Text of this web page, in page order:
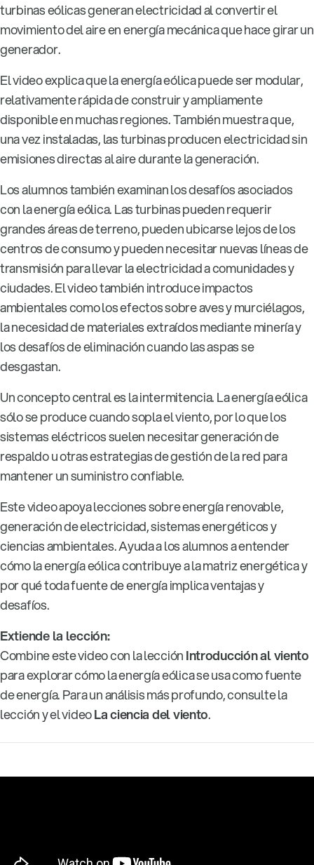
turbinas eólicas generan electricidad al convertir el
movimiento del aire en energía mecánica que hace girar un
generador.
El video explica que la energía eólica puede ser modular,
relativamente rápida de construir y ampliamente
disponible en muchas regiones. También muestra que,
una vez instaladas, las turbinas producen electricidad sin
emisiones directas al aire durante la generación.
Los alumnos también examinan los desafíos asociados
con la energía eólica. Las turbinas pueden requerir
grandes áreas de terreno, pueden ubicarse lejos de los
centros de consumo y pueden necesitar nuevas líneas de
transmisión para llevar la electricidad a comunidades y
ciudades. El video también introduce impactos
ambientales como los efectos sobre aves y murciélagos,
la necesidad de materiales extraídos mediante minería y
los desafíos de eliminación cuando las aspas se
desgastan.
Un concepto central es la intermitencia. La energía eólica
sólo se produce cuando sopla el viento, por lo que los
sistemas eléctricos suelen necesitar generación de
respaldo u otras estrategias de gestión de la red para
mantener un suministro confiable.
Este video apoya lecciones sobre energía renovable,
generación de electricidad, sistemas energéticos y
ciencias ambientales. Ayuda a los alumnos a entender
cómo la energía eólica contribuye a la matriz energética y
por qué toda fuente de energía implica ventajas y
desafíos.
Extiende la lección:
Combine este video con la lecciónIntroducción al viento
para explorar cómo la energía eólica se usa como fuente
de energía. Para un análisis más profundo, consulte la
lección y el videoLa ciencia del viento.